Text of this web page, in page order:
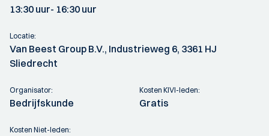
13:30 uur- 16:30 uur
Locatie:
Van Beest Group B.V., Industrieweg 6, 3361 HJ
Sliedrecht
Organisator:
Bedrijfskunde
Kosten KIVI-leden:
Gratis
Kosten Niet-leden: